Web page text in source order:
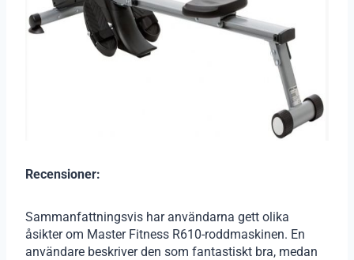
Recensioner:
Sammanfattningsvis har användarna gett olika
åsikter om Master Fitness R610-roddmaskinen. En
användare beskriver den som fantastiskt bra, medan